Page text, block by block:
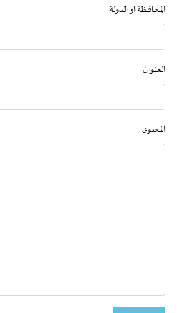
المحافظة او الدولة
العنوان
المحتوى